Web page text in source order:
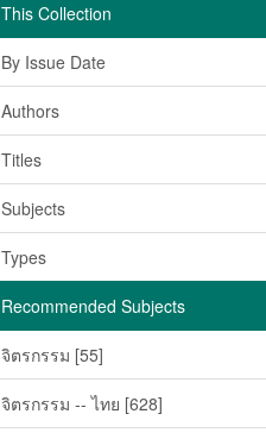
This Collection
By Issue Date
Authors
Titles
Subjects
Types
Recommended Subjects
จิตรกรรม [55]
จิตรกรรม -- ไทย [628]